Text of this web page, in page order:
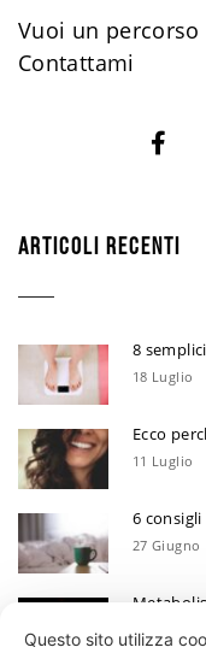
Vuoi un percorso
​Contattami
ARTICOLI RECENTI
8
18 Luglio
Ecco
11 Luglio
6
27 Giugno
13 Giugno
Questo sito utilizza